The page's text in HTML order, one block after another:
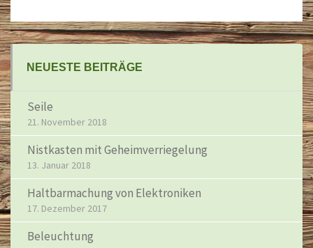
NEUESTE BEITRÄGE
Seile
21. November 2018
Nistkasten mit Geheimverriegelung
13. Januar 2018
Haltbarmachung von Elektroniken
17. Dezember 2017
Beleuchtung